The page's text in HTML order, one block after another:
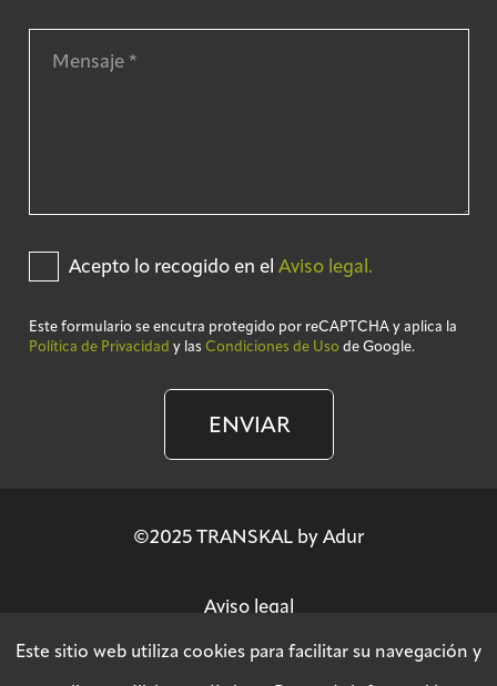
Acepto lo recogido en el Aviso legal.
Este formulario se encutra protegido por reCAPTCHA y aplica la
Política de Privacidad y las Condiciones de Uso de Google.
ENVIAR
©2025 TRANSKAL by Adur
Aviso legal
Este sitio web utiliza cookies para facilitar su navegación y